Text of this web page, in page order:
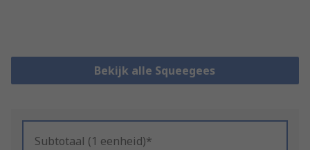
Bekijk alle Squeegees
Subtotaal (1 eenheid)*